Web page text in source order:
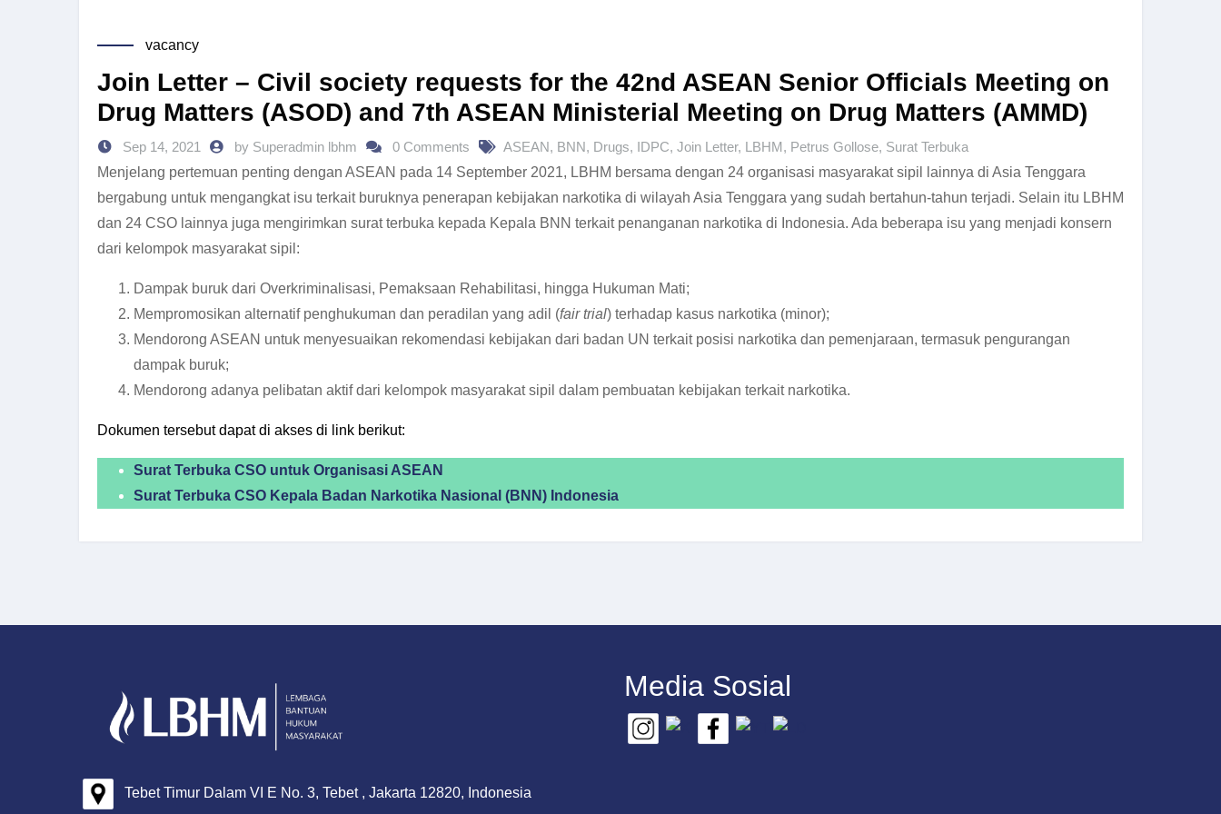
vacancy
Join Letter – Civil society requests for the 42nd ASEAN Senior Officials Meeting on
Drug Matters (ASOD) and 7th ASEAN Ministerial Meeting on Drug Matters (AMMD)
Sep 14, 2021 by Superadmin lbhm 0 Comments ASEAN, BNN, Drugs, IDPC, Join Letter, LBHM, Petrus Gollose, Surat Terbuka
Menjelang pertemuan penting dengan ASEAN pada 14 September 2021, LBHM bersama dengan 24 organisasi masyarakat sipil lainnya di Asia Tenggara
bergabung untuk mengangkat isu terkait buruknya penerapan kebijakan narkotika di wilayah Asia Tenggara yang sudah bertahun-tahun terjadi. Selain itu LBHM
dan 24 CSO lainnya juga mengirimkan surat terbuka kepada Kepala BNN terkait penanganan narkotika di Indonesia. Ada beberapa isu yang menjadi konsern
dari kelompok masyarakat sipil:
Dampak buruk dari Overkriminalisasi, Pemaksaan Rehabilitasi, hingga Hukuman Mati;
Mempromosikan alternatif penghukuman dan peradilan yang adil (fair trial) terhadap kasus narkotika (minor);
Mendorong ASEAN untuk menyesuaikan rekomendasi kebijakan dari badan UN terkait posisi narkotika dan pemenjaraan, termasuk pengurangan
dampak buruk;
Mendorong adanya pelibatan aktif dari kelompok masyarakat sipil dalam pembuatan kebijakan terkait narkotika.
Dokumen tersebut dapat di akses di link berikut:
Surat Terbuka CSO untuk Organisasi ASEAN
Surat Terbuka CSO Kepala Badan Narkotika Nasional (BNN) Indonesia
Tebet Timur Dalam VI E No. 3, Tebet , Jakarta 12820, Indonesia
Media Sosial